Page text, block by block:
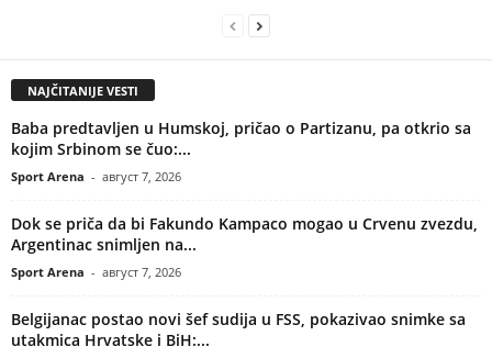
NAJČITANIJE VESTI
Baba predtavljen u Humskoj, pričao o Partizanu, pa otkrio sa
kojim Srbinom se čuo:...
Sport Arena - август 7, 2026
Dok se priča da bi Fakundo Kampaco mogao u Crvenu zvezdu,
Argentinac snimljen na...
Sport Arena - август 7, 2026
Belgijanac postao novi šef sudija u FSS, pokazivao snimke sa
utakmica Hrvatske i BiH:...